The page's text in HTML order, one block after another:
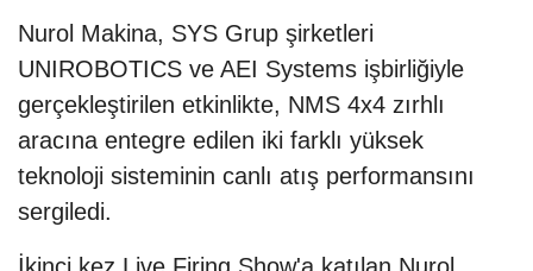
Nurol Makina, SYS Grup şirketleri
UNIROBOTICS ve AEI Systems işbirliğiyle
gerçekleştirilen etkinlikte, NMS 4x4 zırhlı
aracına entegre edilen iki farklı yüksek
teknoloji sisteminin canlı atış performansını
sergiledi.